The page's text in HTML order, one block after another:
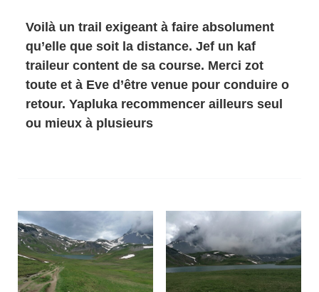
Voilà un trail exigeant à faire absolument
qu’elle que soit la distance. Jef un kaf
traileur content de sa course. Merci zot
toute et à Eve d’être venue pour conduire o
retour. Yapluka recommencer ailleurs seul
ou mieux à plusieurs